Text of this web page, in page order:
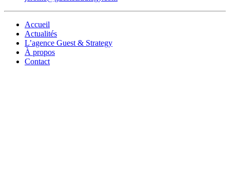
Accueil
Actualités
L’agence Guest & Strategy
À propos
Contact